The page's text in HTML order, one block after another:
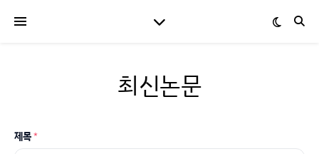
최신논문
제목*